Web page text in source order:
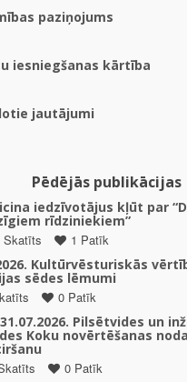
paziņojums
iesniegšanas kārtība
jautājumi
Pēdējās publikācijas
iedzīvotājus kļūt par
rīdziniekiem”
Skatīts
1 Patīk
Kultūrvēsturiskās
sēdes lēmumi
0 Patīk
Pilsētvides un
Koku novērtēšanas
0 Patīk